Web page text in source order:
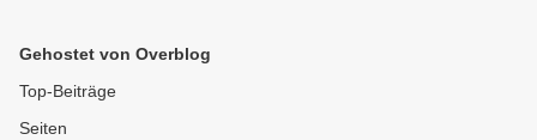
Gehostet von Overblog
Top-Beiträge
Seiten